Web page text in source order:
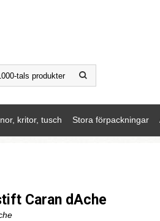
kritor, tusch Stora förpackningar
Caran dAche